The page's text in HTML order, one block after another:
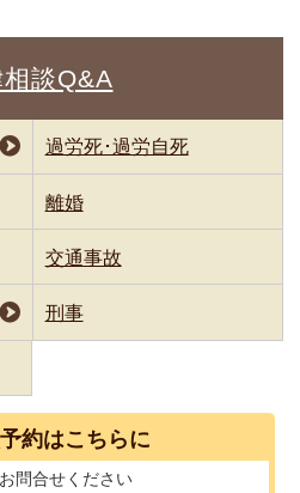
談Q&A
過労死･過労自死
離婚
交通事故
刑事
予約はこちらに
お問合せください